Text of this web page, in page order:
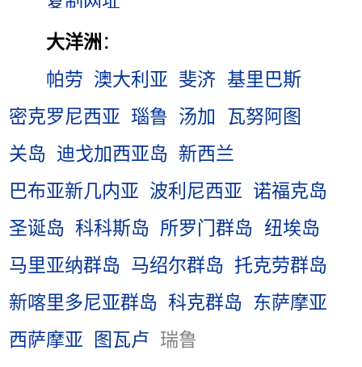
大洋洲 ：
帕劳 澳大利亚 斐济 基里巴斯
密克罗尼西亚 瑙鲁 汤加
瓦努阿图
关岛 迪戈加西亚岛 新西兰
巴布亚新几内亚 波利尼西亚 诺福克岛
圣诞岛 科科斯岛 所罗门群岛 纽埃岛
马里亚纳群岛 马绍尔群岛 托克劳群岛
新喀里多尼亚群岛 科克群岛 东萨摩亚
西萨摩亚
图瓦卢 瑞鲁